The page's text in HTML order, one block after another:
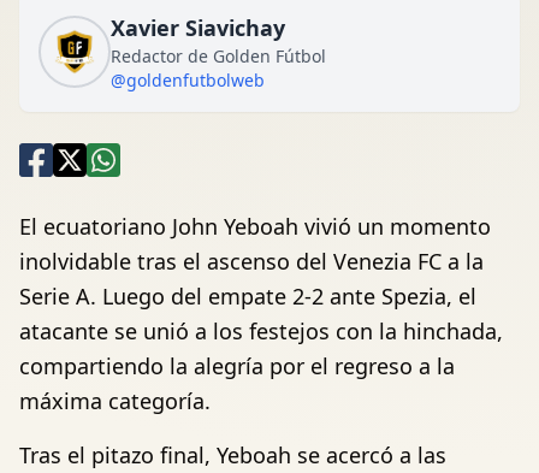
Xavier Siavichay
Redactor de Golden Fútbol
@goldenfutbolweb
El ecuatoriano John Yeboah vivió un momento
inolvidable tras el ascenso del Venezia FC a la
Serie A. Luego del empate 2-2 ante Spezia, el
atacante se unió a los festejos con la hinchada,
compartiendo la alegría por el regreso a la
máxima categoría.
Tras el pitazo final, Yeboah se acercó a las